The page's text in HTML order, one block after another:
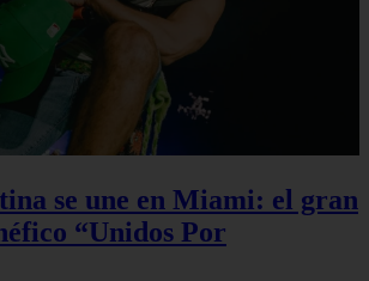
se une en Miami: el gran
“Unidos Por